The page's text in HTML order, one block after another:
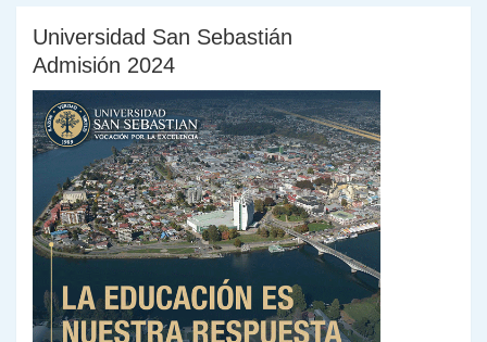
Universidad San Sebastián
Admisión 2024